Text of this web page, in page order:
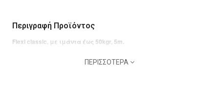
Περιγραφή Προϊόντος
Flexi classic, με ιμάντα έως 50kgr, 5m.
ΠΕΡΙΣΣΌΤΕΡΑ